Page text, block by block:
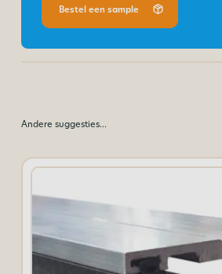
Bestel een sample
Andere suggesties…